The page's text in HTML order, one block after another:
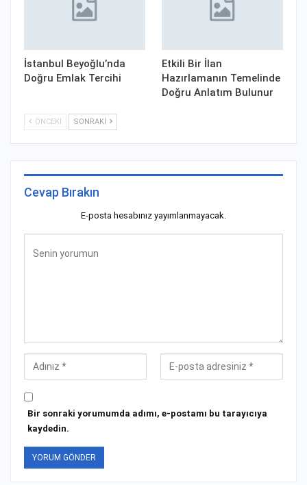
İstanbul Beyoğlu’nda
Doğru Emlak Tercihi
Etkili Bir İlan
Hazırlamanın Temelinde
Doğru Anlatım Bulunur
ÖNCEKI SONRAKI
Cevap Bırakın
E-posta hesabınız yayımlanmayacak.
Bir sonraki yorumumda adımı, e-postamı bu tarayıcıya
kaydedin.